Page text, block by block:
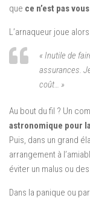
que ce n’est pas
L’arnaqueur joue
« Inutile de
assurances.
coût… »
Au bout du fil ? Un
astronomique pour
Puis, dans un grand
arrangement à
éviter un malus ou
Dans la panique ou